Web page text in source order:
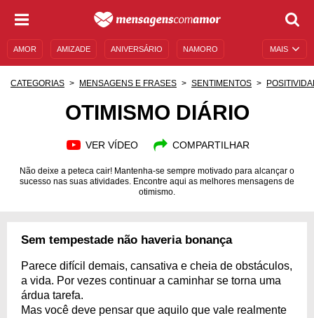
MAIS
AMOR AMIZADE ANIVERSÁRIO NAMORO
DESCULPAS
CATEGORIAS MENSAGENS E FRASES SENTIMENTOS
OTIMISMO DIÁRIO
VER VÍDEO COMPARTILHAR
Não deixe a peteca cair! Mantenha-se sempre motivado para alcançar o
sucesso nas suas atividades. Encontre aqui as melhores mensagens de
otimismo.
Sem tempestade não haveria bonança
Parece difícil demais, cansativa e cheia de obstáculos,
a vida. Por vezes continuar a caminhar se torna uma
árdua tarefa.
Mas você deve pensar que aquilo que vale realmente